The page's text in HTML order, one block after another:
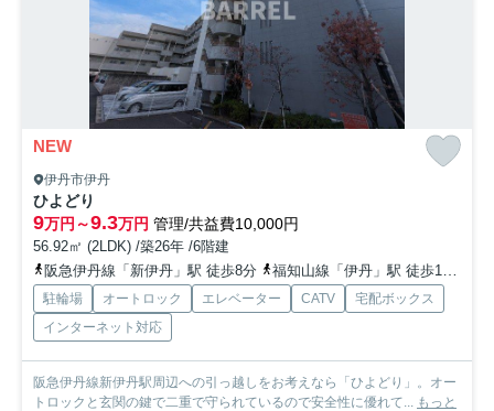
NEW
伊丹市伊丹
ひよどり
9万円～9.3万円 管理/共益費10,000円
56.92㎡ (2LDK) /築26年 /6階建
阪急伊丹線「新伊丹」駅 徒歩8分
福知山線「伊丹」駅 徒歩11分
駐輪場 オートロック エレベーター CATV
宅配ボックス
インターネット対応
阪急伊丹線新伊丹駅周辺への引っ越しをお考えなら「ひよどり」。オー
トロックと玄関の鍵で二重で守られているので安全性に優れて... もっと